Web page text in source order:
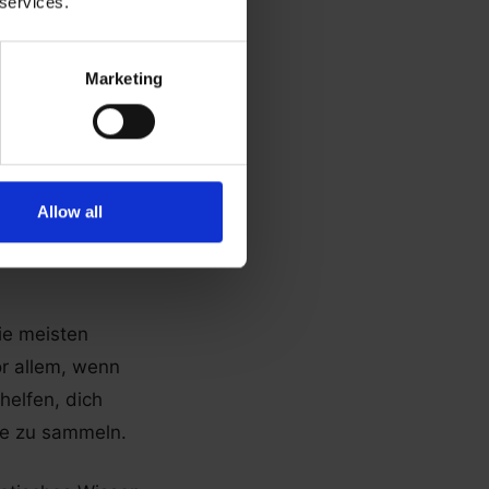
Marketing
Allow all
Doch neben
Job annehmen
meisten
allem, wenn
dich
zu sammeln.